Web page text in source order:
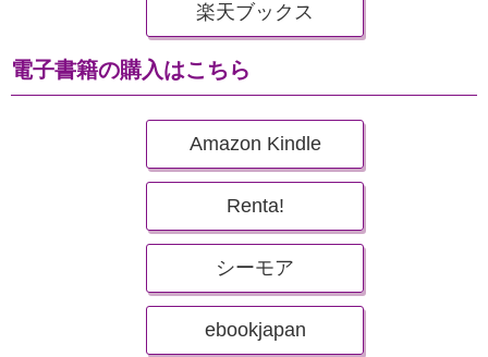
楽天ブックス
電子書籍の購入はこちら
Amazon Kindle
Renta!
シーモア
ebookjapan